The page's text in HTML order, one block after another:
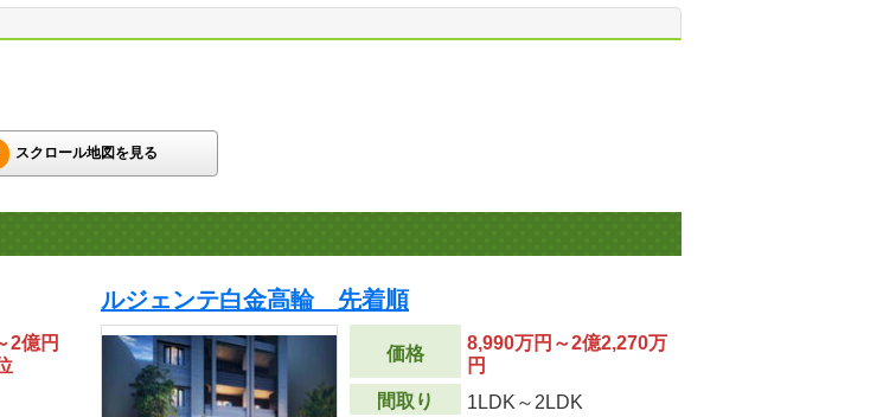
スクロール地図を見る
2億円
ルジェンテ白金高輪 先着順
価格
8,990万円～2億2,270万
円
間取り
1LDK～2LDK